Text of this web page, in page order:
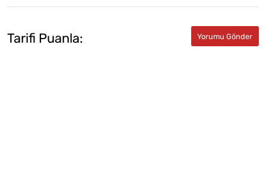
Tarifi Puanla: